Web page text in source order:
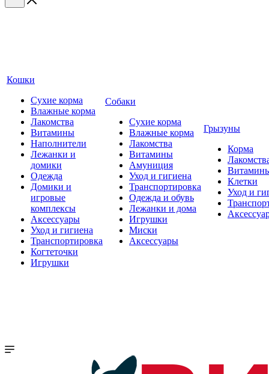
Кошки
Сухие корма
Влажные корма
Лакомства
Витамины
Наполнители
Лежанки и
домики
Одежда
Домики и
игровые
комплексы
Аксессуары
Уход и гигиена
Транспортировка
Когтеточки
Игрушки
Собаки
Сухие корма
Влажные корма
Лакомства
Витамины
Амуниция
Уход и гигиена
Транспортировка
Одежда и обувь
Лежанки и дома
Игрушки
Миски
Аксессуары
Грызуны
Корма
Клетки
Уход и